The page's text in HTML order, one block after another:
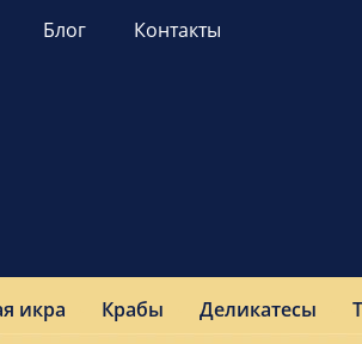
Блог Контакты
икра Крабы Деликатесы